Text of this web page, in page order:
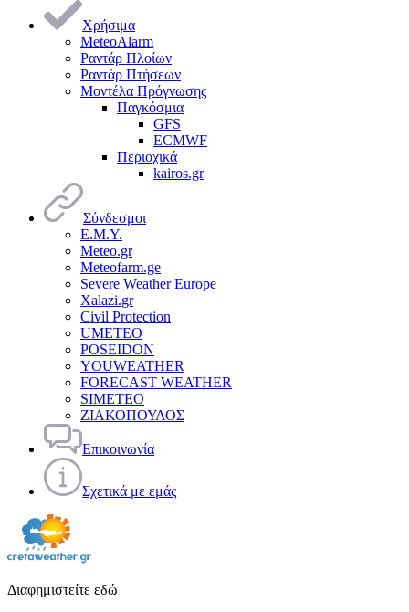
Χρήσιμα
MeteoAlarm
Ραντάρ Πλοίων
Ραντάρ Πτήσεων
Μοντέλα Πρόγνωσης
Παγκόσμια
GFS
ECMWF
Περιοχικά
kairos.gr
Σύνδεσμοι
Ε.Μ.Υ.
Meteo.gr
Meteofarm.ge
Severe Weather Europe
Xalazi.gr
Civil Protection
UMETEO
POSEIDON
YOUWEATHER
FORECAST WEATHER
SIMETEO
ΖΙΑΚΟΠΟΥΛΟΣ
Επικοινωνία
Σχετικά με εμάς
Διαφημιστείτε εδώ